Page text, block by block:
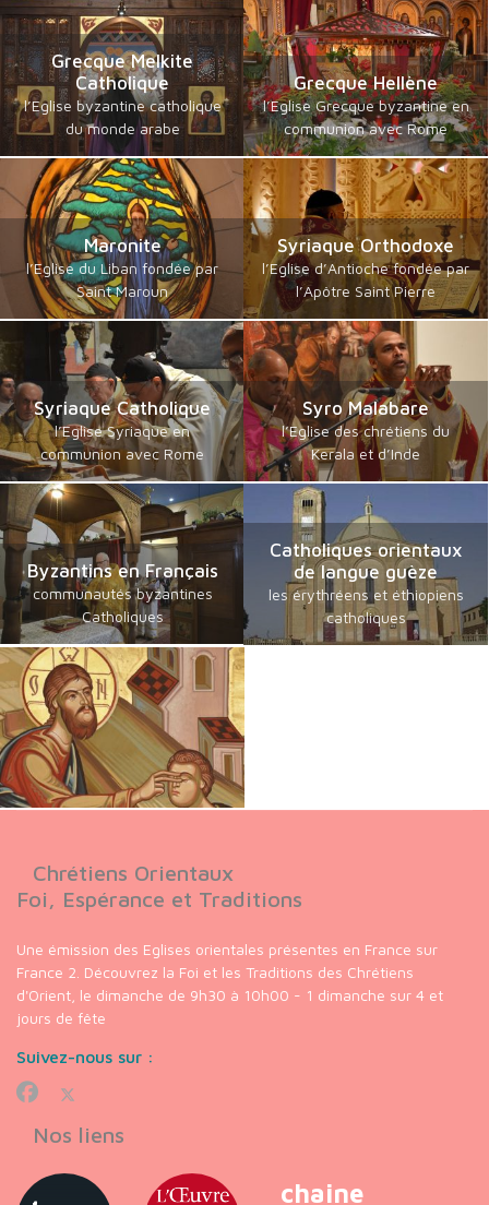
Grecque Melkite
Catholique
l’Eglise byzantine catholique
du monde arabe
Grecque Hellène
l’Eglise Grecque byzantine en
communion avec Rome
Maronite
l’Eglise du Liban fondée par
Saint Maroun
Syriaque Orthodoxe
l’Eglise d’Antioche fondée par
l’Apôtre Saint Pierre
Syriaque Catholique
l’Eglise Syriaque en
communion avec Rome
Syro Malabare
l’Eglise des chrétiens du
Kerala et d’Inde
Byzantins en Français
communautés byzantines
Catholiques
Catholiques orientaux
de langue guèze
les érythréens et éthiopiens
catholiques
Chrétiens Orientaux
Foi, Espérance et Traditions
Une émission des Eglises orientales présentes en France sur
France 2. Découvrez la Foi et les Traditions des Chrétiens
d'Orient, le dimanche de 9h30 à 10h00 - 1 dimanche sur 4 et
jours de fête
Suivez-nous sur :
Nos liens
chaine